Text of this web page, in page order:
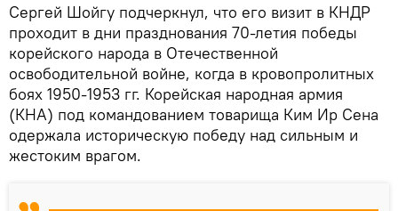
Сергей Шойгу подчеркнул, что его визит в КНДР
проходит в дни празднования 70-летия победы
корейского народа в Отечественной
освободительной войне, когда в кровопролитных
боях 1950-1953 гг. Корейская народная армия
(КНА) под командованием товарища Ким Ир Сена
одержала историческую победу над сильным и
жестоким врагом.